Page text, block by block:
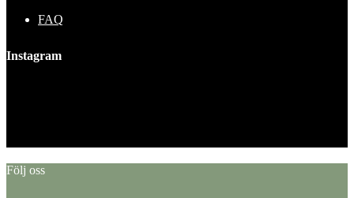
FAQ
Instagram
Följ oss